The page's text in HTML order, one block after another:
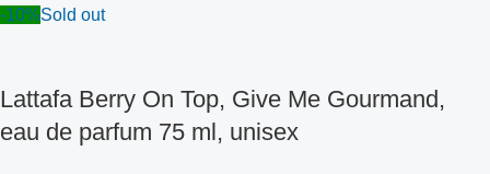
-10%Sold out
Lattafa Berry On Top, Give Me Gourmand,
eau de parfum 75 ml, unisex